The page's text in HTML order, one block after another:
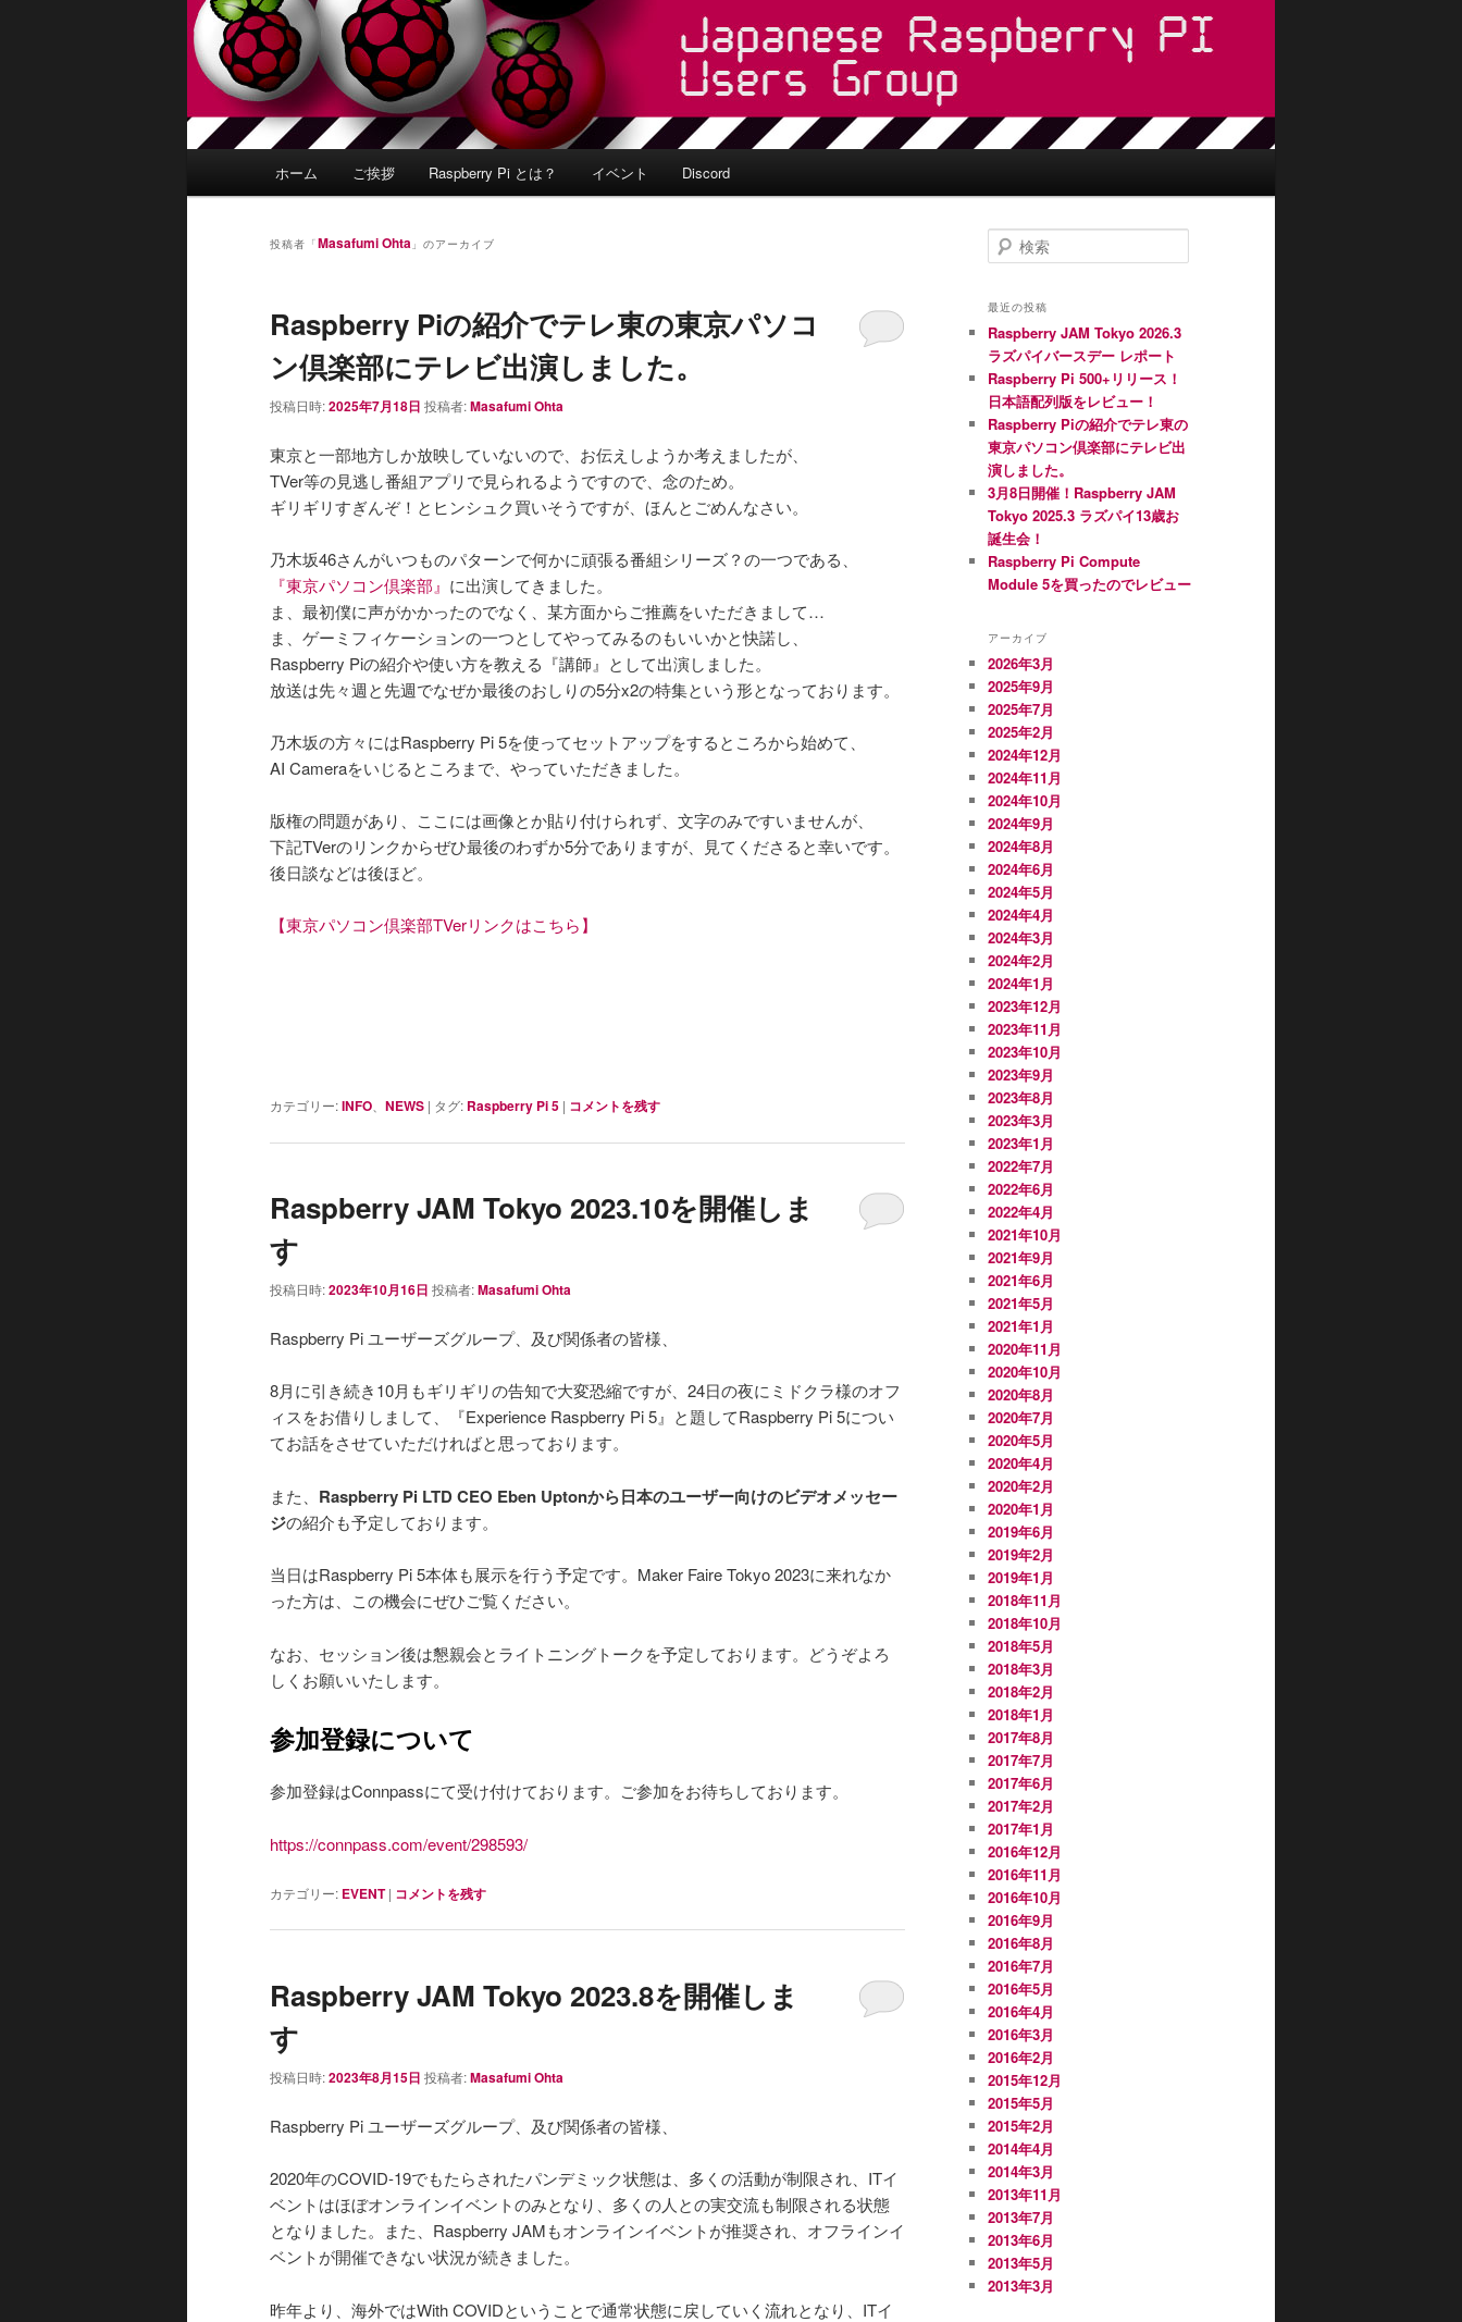
ホーム ご挨拶 Raspberry Pi とは？ イベント Discord
投稿者「Masafumi Ohta 」のアーカイブ
Raspberry Piの紹介でテレ東の東京パソコ
ン倶楽部にテレビ出演しました。
投稿日時:2025年7月18日 投稿者:Masafumi Ohta
東京と一部地方しか放映していないので、お伝えしようか考えましたが、
TVer等の見逃し番組アプリで見られるようですので、念のため。
ギリギリすぎんぞ！とヒンシュク買いそうですが、ほんとごめんなさい。
乃木坂46さんがいつものパターンで何かに頑張る番組シリーズ？の一つである、
『東京パソコン倶楽部』 に出演してきました。
ま、最初僕に声がかかったのでなく、某方面からご推薦をいただきまして…
ま、ゲーミフィケーションの一つとしてやってみるのもいいかと快諾し、
Raspberry Piの紹介や使い方を教える『講師』として出演しました。
放送は先々週と先週でなぜか最後のおしりの5分x2の特集という形となっております。
乃木坂の方々にはRaspberry Pi 5を使ってセットアップをするところから始めて、
AI Cameraをいじるところまで、やっていただきました。
版権の問題があり、ここには画像とか貼り付けられず、文字のみですいませんが、
下記TVerのリンクからぜひ最後のわずか5分でありますが、見てくださると幸いです。
後日談などは後ほど。
【東京パソコン倶楽部TVerリンクはこちら】
カテゴリー:INFO NEWS | タグ: Raspberry Pi 5 | コメントを残す
Raspberry JAM Tokyo 2023.10を開催しま
す
投稿日時:2023年10月16日 投稿者:Masafumi Ohta
Raspberry Pi ユーザーズグループ、及び関係者の皆様、
8月に引き続き10月もギリギリの告知で大変恐縮ですが、24日の夜にミドクラ様のオフ
ィスをお借りしまして、『Experience Raspberry Pi 5』と題してRaspberry Pi 5につい
てお話をさせていただければと思っております。
また、 Raspberry Pi LTD CEO Eben Uptonから日本のユーザー向けのビデオメッセー
ジの紹介も予定しております。
当日はRaspberry Pi 5本体も展示を行う予定です。Maker Faire Tokyo 2023に来れなか
った方は、この機会にぜひご覧ください。
なお、セッション後は懇親会とライトニングトークを予定しております。どうぞよろ
しくお願いいたします。
参加登録について
参加登録はConnpassにて受け付けております。ご参加をお待ちしております。
https://connpass.com/event/298593/
カテゴリー: EVENT | コメントを残す
Raspberry JAM Tokyo 2023.8を開催しま
す
投稿日時:2023年8月15日 投稿者:Masafumi Ohta
Raspberry Pi ユーザーズグループ、及び関係者の皆様、
2020年のCOVID-19でもたらされたパンデミック状態は、多くの活動が制限され、ITイ
ベントはほぼオンラインイベントのみとなり、多くの人との実交流も制限される状態
となりました。また、Raspberry JAMもオンラインイベントが推奨され、オフラインイ
ベントが開催できない状況が続きました。
昨年より、海外ではWith COVIDということで通常状態に戻していく流れとなり、ITイ
検
索
最近の投稿
Raspberry JAM Tokyo 2026.3
ラズパイバースデー レポート
Raspberry Pi 500+リリース！
日本語配列版をレビュー！
Raspberry Piの紹介でテレ東の
東京パソコン倶楽部にテレビ出
演しました。
3月8日開催！Raspberry JAM
Tokyo 2025.3 ラズパイ13歳お
誕生会！
Raspberry Pi Compute
Module 5を買ったのでレビュー
アーカイブ
2026年3月
2025年9月
2025年7月
2025年2月
2024年12月
2024年11月
2024年10月
2024年9月
2024年8月
2024年6月
2024年5月
2024年4月
2024年3月
2024年2月
2024年1月
2023年12月
2023年11月
2023年10月
2023年9月
2023年8月
2023年3月
2023年1月
2022年7月
2022年6月
2022年4月
2021年10月
2021年9月
2021年6月
2021年5月
2021年1月
2020年11月
2020年10月
2020年8月
2020年7月
2020年5月
2020年4月
2020年2月
2020年1月
2019年6月
2019年2月
2019年1月
2018年11月
2018年10月
2018年5月
2018年3月
2018年2月
2018年1月
2017年8月
2017年7月
2017年6月
2017年2月
2017年1月
2016年12月
2016年11月
2016年10月
2016年9月
2016年8月
2016年7月
2016年5月
2016年4月
2016年3月
2016年2月
2015年12月
2015年5月
2015年2月
2014年4月
2014年3月
2013年11月
2013年7月
2013年6月
2013年5月
2013年3月